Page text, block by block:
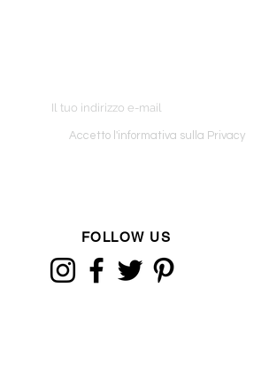
Accetto l'informativa sulla Privacy
FOLLOW US